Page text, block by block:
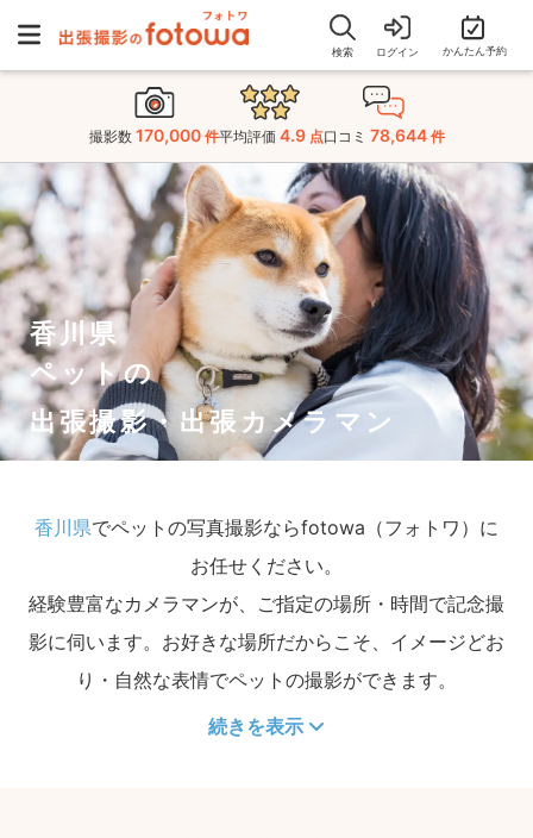
検索 ログイン かんたん予約
撮影数 170,000 件平均評価 4.9 点口コミ 78,644 件
香川県
ペットの
出張撮影・出張カメラマン
香川県でペットの写真撮影ならfotowa（フォトワ）に
お任せください。
経験豊富なカメラマンが、ご指定の場所・時間で記念撮
影に伺います。お好きな場所だからこそ、イメージどお
り・自然な表情でペットの撮影ができます。
続きを表示